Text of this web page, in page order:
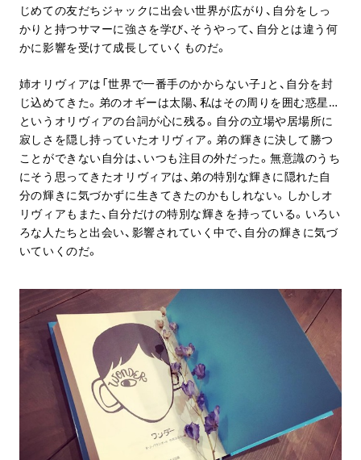
じめての友だちジャックに出会い世界が広がり、自分をしっ
かりと持つサマーに強さを学び、そうやって、自分とは違う何
かに影響を受けて成長していくものだ。
姉オリヴィアは「世界で一番手のかからない子」と、自分を封
じ込めてきた。弟のオギーは太陽、私はその周りを囲む惑星…
というオリヴィアの台詞が心に残る。自分の立場や居場所に
寂しさを隠し持っていたオリヴィア。弟の輝きに決して勝つ
ことができない自分は、いつも注目の外だった。無意識のうち
にそう思ってきたオリヴィアは、弟の特別な輝きに隠れた自
分の輝きに気づかずに生きてきたのかもしれない。しかしオ
リヴィアもまた、自分だけの特別な輝きを持っている。いろい
ろな人たちと出会い、影響されていく中で、自分の輝きに気づ
いていくのだ。